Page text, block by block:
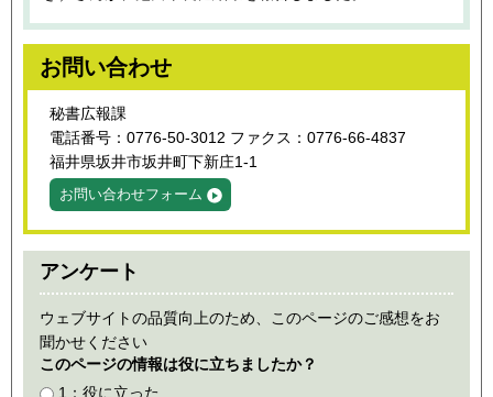
お問い合わせ
秘書広報課
電話番号：0776-50-3012 ファクス：0776-66-4837
福井県坂井市坂井町下新庄1-1
お問い合わせフォーム
アンケート
ウェブサイトの品質向上のため、このページのご感想をお
聞かせください
このページの情報は役に立ちましたか？
1：役に立った